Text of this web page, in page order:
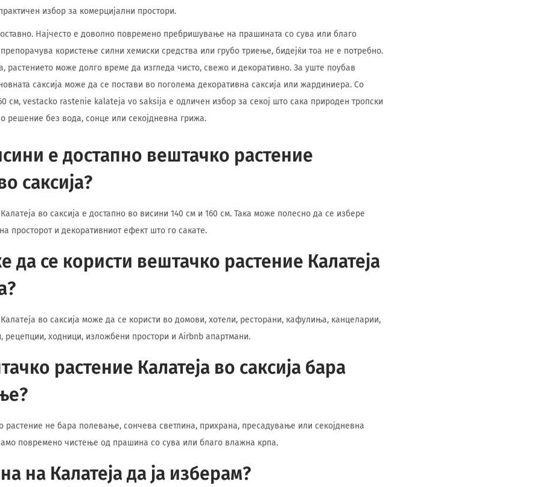
избор за комерцијални простори.
Најчесто е доволно повремено пребришување на прашината со сува или благо
користење силни хемиски средства или грубо триење, бидејќи тоа не е потребно.
растението може долго време да изгледа чисто, свежо и декоративно. За уште поубав
саксија може да се постави во поголема декоративна саксија или жардиниера. Со
см, vestacko rastenie kalateja vo saksija е одличен избор за секој што сака природен тропски
решение без вода, сонце или секојдневна грижа.
е достапно вештачко растение
саксија?
во саксија е достапно во висини 140 см и 160 см. Така може полесно да се избере
просторот и декоративниот ефект што го сакате.
да се користи вештачко растение Калатеја
во саксија може да се користи во домови, хотели, ресторани, кафулиња, канцеларии,
рецепции, ходници, изложбени простори и Airbnb апартмани.
растение Калатеја во саксија бара
растение не бара полевање, сончева светлина, прихрана, пресадување или секојдневна
повремено чистење од прашина со сува или благо влажна крпа.
на Калатеја да ја изберам?